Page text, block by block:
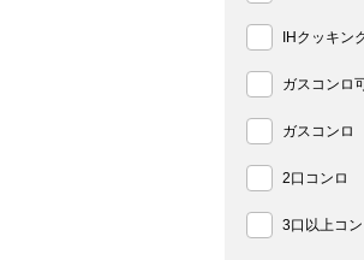
IHクッキン
ガスコンロ
ガスコンロ
2口コンロ
3口以上コン